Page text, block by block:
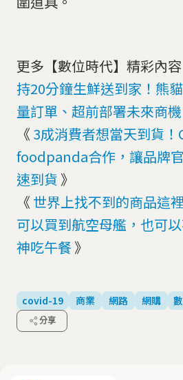
更多【數位時代】精彩內
持20分鐘生鮮送到家！熊
量訂單、超前部署未來商機
《 3成消費者想當天到貨
foodpanda合作，讓品牌
速到貨 》
《 世界上找不到的商品這
可以買到航空母艦，也可
神吃午餐 》
covid-19 商業 網路 網購
分享